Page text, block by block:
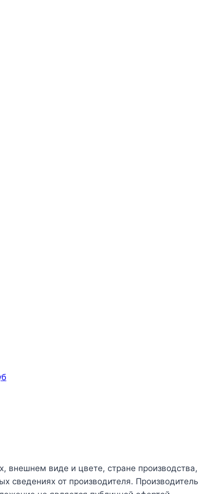
внешнем виде и цвете, стране производства,
сведениях от производителя. Производитель